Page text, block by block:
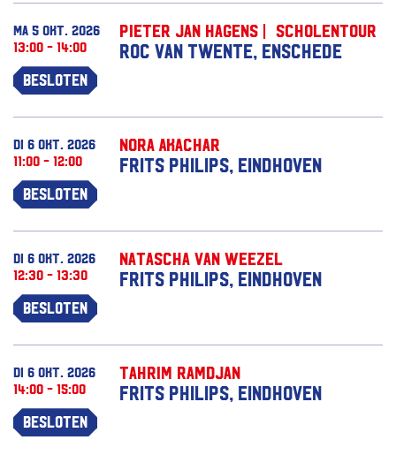
Pieter Jan Hagens | Scholentour
ROC van Twente, Enschede
ma 5 okt. 2026
13:00 - 14:00
Besloten
Nora Akachar
Frits Philips, Eindhoven
di 6 okt. 2026
11:00 - 12:00
Besloten
Natascha van Weezel
Frits Philips, Eindhoven
di 6 okt. 2026
12:30 - 13:30
Besloten
Tahrim Ramdjan
Frits Philips, Eindhoven
di 6 okt. 2026
14:00 - 15:00
Besloten